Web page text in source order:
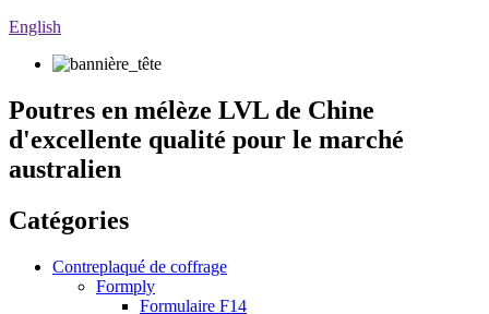
English
Poutres en mélèze LVL de Chine
d'excellente qualité pour le marché
australien
Catégories
Contreplaqué de coffrage
Formply
Formulaire F14